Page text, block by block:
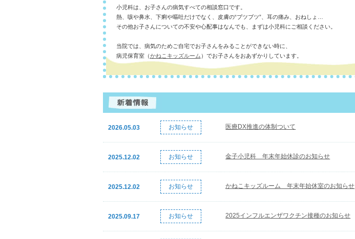
小児科は、お子さんの病気すべての相談窓口です。
熱、咳や鼻水、下痢や嘔吐だけでなく、皮膚の“ブツブツ”、耳の痛み、おねしょ…
その他お子さんについての不安や心配事はなんでも、まずは小児科にご相談ください。
当院では、病気のためご自宅でお子さんをみることができない時に、
病児保育室（かねこキッズルーム ）でお子さんをおあずかりしています。
2026.05.03 お知らせ 医療DX推進の体制ついて
2025.12.02 お知らせ 金子小児科 年末年始休診のお知らせ
2025.12.02 お知らせ かねこキッズルーム 年末年始休室のお知らせ
2025.09.17 お知らせ 2025インフルエンザワクチン接種のお知らせ